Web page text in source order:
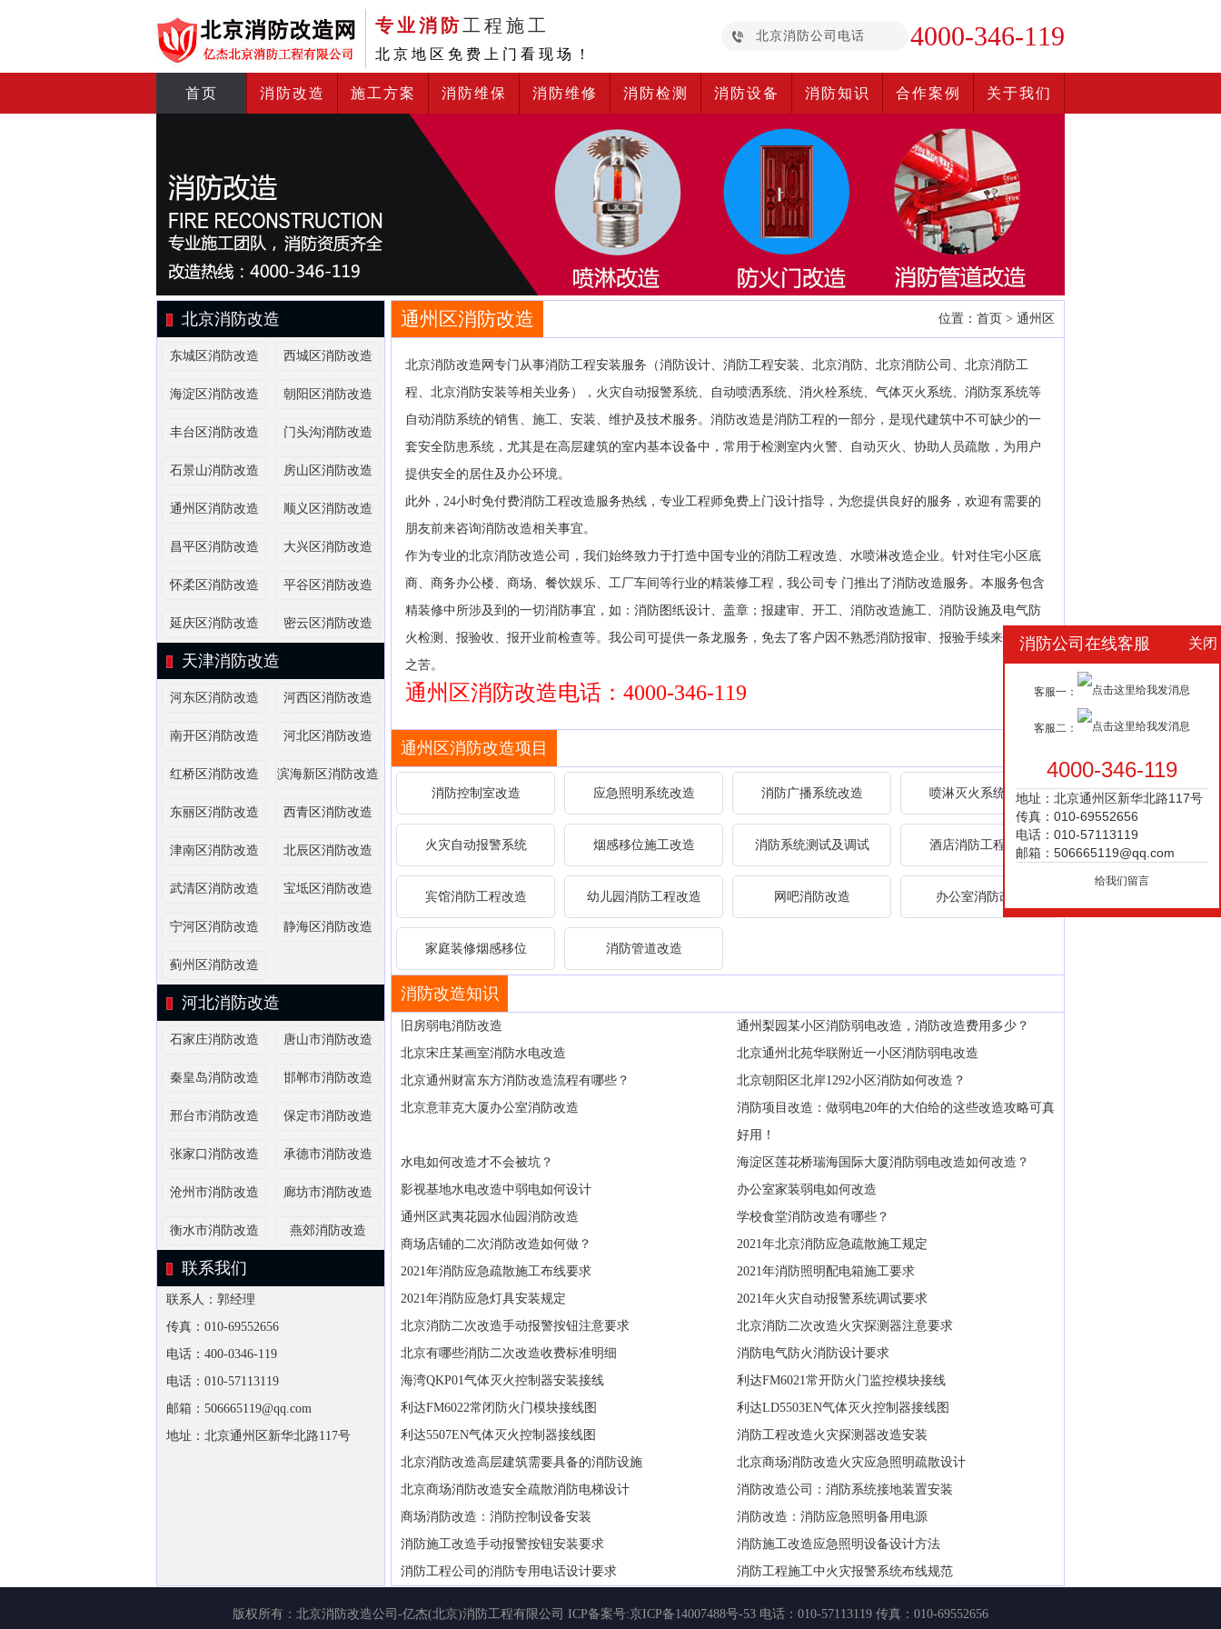
专业消防工程施工
北京地区免费上门看现场！
北京消防公司电话 4000-346-119
首页 消防改造 施工方案 消防维保 消防维修 消防检测 消防设备 消防知识 合作案例 关于我们
北京消防改造
东城区消防改造 西城区消防改造
海淀区消防改造 朝阳区消防改造
丰台区消防改造 门头沟消防改造
石景山消防改造 房山区消防改造
通州区消防改造 顺义区消防改造
昌平区消防改造 大兴区消防改造
怀柔区消防改造 平谷区消防改造
延庆区消防改造 密云区消防改造
天津消防改造
河东区消防改造 河西区消防改造
南开区消防改造 河北区消防改造
红桥区消防改造 滨海新区消防改造
东丽区消防改造 西青区消防改造
津南区消防改造 北辰区消防改造
武清区消防改造 宝坻区消防改造
宁河区消防改造 静海区消防改造
蓟州区消防改造
河北消防改造
石家庄消防改造 唐山市消防改造
秦皇岛消防改造 邯郸市消防改造
邢台市消防改造 保定市消防改造
张家口消防改造 承德市消防改造
沧州市消防改造 廊坊市消防改造
衡水市消防改造 燕郊消防改造
联系我们
联系人：郭经理
传真：010-69552656
电话：400-0346-119
电话：010-57113119
邮箱：506665119@qq.com
地址：北京通州区新华北路117号
通州区消防改造 位置： 首页 > 通州区
北京消防改造网专门从事消防工程安装服务（消防设计、消防工程安装、北京消防、北京消防公司、北京消防工
程、北京消防安装等相关业务），火灾自动报警系统、自动喷洒系统、消火栓系统、气体灭火系统、消防泵系统等
自动消防系统的销售、施工、安装、维护及技术服务。消防改造是消防工程的一部分，是现代建筑中不可缺少的一
套安全防患系统，尤其是在高层建筑的室内基本设备中，常用于检测室内火警、自动灭火、协助人员疏散，为用户
提供安全的居住及办公环境。
此外，24小时免付费消防工程改造服务热线，专业工程师免费上门设计指导，为您提供良好的服务，欢迎有需要的
朋友前来咨询消防改造相关事宜。
作为专业的北京消防改造公司，我们始终致力于打造中国专业的消防工程改造、水喷淋改造企业。针对住宅小区底
商、商务办公楼、商场、餐饮娱乐、工厂车间等行业的精装修工程，我公司专 门推出了消防改造服务。本服务包含
精装修中所涉及到的一切消防事宜，如：消防图纸设计、盖章；报建审、开工、消防改造施工、消防设施及电气防
火检测、报验收、报开业前检查等。我公司可提供一条龙服务，免去了客户因不熟悉消防报审、报验手续来回奔波
之苦。
通州区消防改造电话：4000-346-119
通州区消防改造项目
消防控制室改造 应急照明系统改造 消防广播系统改造 喷淋灭火系统改造
火灾自动报警系统 烟感移位施工改造 消防系统测试及调试 酒店消防工程改造
宾馆消防工程改造 幼儿园消防工程改造 网吧消防改造 办公室消防改造
家庭装修烟感移位 消防管道改造
消防改造知识
旧房弱电消防改造
通州梨园某小区消防弱电改造，消防改造费用多少？
北京宋庄某画室消防水电改造
北京通州北苑华联附近一小区消防弱电改造
北京通州财富东方消防改造流程有哪些？
北京朝阳区北岸1292小区消防如何改造？
北京意菲克大厦办公室消防改造
消防项目改造：做弱电20年的大伯给的这些改造攻略可真
好用！
水电如何改造才不会被坑？
海淀区莲花桥瑞海国际大厦消防弱电改造如何改造？
影视基地水电改造中弱电如何设计
办公室家装弱电如何改造
通州区武夷花园水仙园消防改造
学校食堂消防改造有哪些？
商场店铺的二次消防改造如何做？
2021年北京消防应急疏散施工规定
2021年消防应急疏散施工布线要求
2021年消防照明配电箱施工要求
2021年消防应急灯具安装规定
2021年火灾自动报警系统调试要求
北京消防二次改造手动报警按钮注意要求
北京消防二次改造火灾探测器注意要求
北京有哪些消防二次改造收费标准明细
消防电气防火消防设计要求
海湾QKP01气体灭火控制器安装接线
利达FM6021常开防火门监控模块接线
利达FM6022常闭防火门模块接线图
利达LD5503EN气体灭火控制器接线图
利达5507EN气体灭火控制器接线图
消防工程改造火灾探测器改造安装
北京消防改造高层建筑需要具备的消防设施
北京商场消防改造火灾应急照明疏散设计
北京商场消防改造安全疏散消防电梯设计
消防改造公司：消防系统接地装置安装
商场消防改造：消防控制设备安装
消防改造：消防应急照明备用电源
消防施工改造手动报警按钮安装要求
消防施工改造应急照明设备设计方法
消防工程公司的消防专用电话设计要求
消防工程施工中火灾报警系统布线规范
版权所有： 北京消防改造公司-亿杰(北京)消防工程有限公司 ICP备案号:京ICP备14007488号-53 电话：010-57113119 传真：010-69552656
消防公司在线客服 关闭
客服一：
客服二：
4000-346-119
地址：北京通州区新华北路117号
传真：010-69552656
电话：010-57113119
邮箱：506665119@qq.com
给我们留言